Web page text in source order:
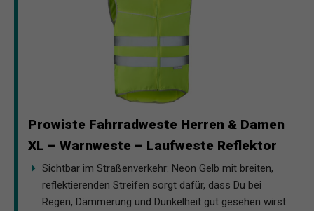
Prowiste Fahrradweste Herren & Damen
XL – Warnweste – Laufweste Reflektor
Sichtbar im Straßenverkehr: Neon Gelb mit breiten,
reflektierenden Streifen sorgt dafür, dass Du bei
Regen, Dämmerung und Dunkelheit gut gesehen wirst